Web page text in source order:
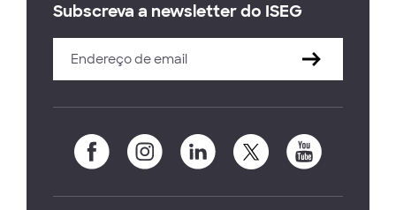
Subscreva a newsletter do ISEG